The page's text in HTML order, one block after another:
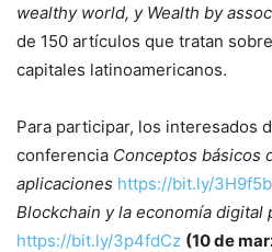
wealthy world, y Wealth by
de 150 artículos que tratan
capitales latinoamericanos.
Para participar, los interesados
conferencia Conceptos básicos
aplicaciones https://bit.ly/
Blockchain y la economía digital
https://bit.ly/3p4fdCz (10 de